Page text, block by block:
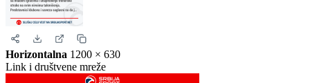
Story1080 × 1920
Instagram i Facebook story